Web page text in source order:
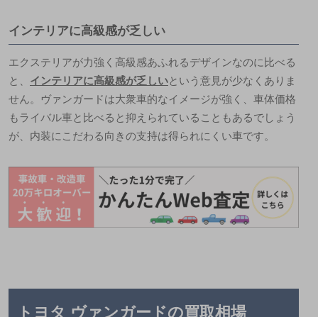
インテリアに高級感が乏しい
エクステリアが力強く高級感あふれるデザインなのに比べる
と、 インテリアに高級感が乏しいという意見が少なくありま
せん。ヴァンガードは大衆車的なイメージが強く、車体価格
もライバル車と比べると抑えられていることもあるでしょう
が、内装にこだわる向きの支持は得られにくい車です。
トヨタ ヴァンガードの買取相場